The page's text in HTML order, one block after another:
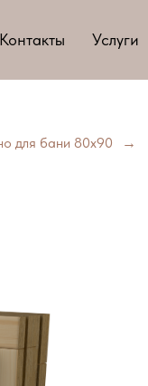
Контакты Услуги
для бани 80х90 →